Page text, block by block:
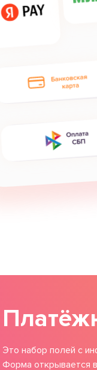
Это набор полей с
Форма открывается